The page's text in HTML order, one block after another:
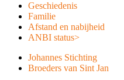
Geschiedenis
Familie
Afstand en nabijheid
ANBI status>
Johannes Stichting
Broeders van Sint Jan